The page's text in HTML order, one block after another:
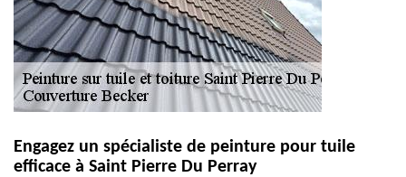
Engagez un spécialiste de peinture pour tuile
efficace à Saint Pierre Du Perray